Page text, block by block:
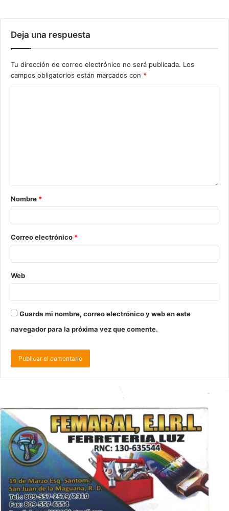
Deja una respuesta
Tu dirección de correo electrónico no será publicada. Los
campos obligatorios están marcados con *
Nombre *
Correo electrónico *
Web
Guarda mi nombre, correo electrónico y web en este
navegador para la próxima vez que comente.